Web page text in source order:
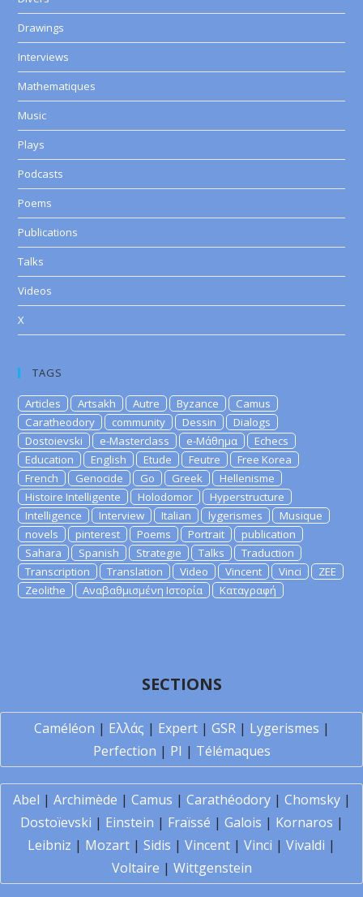
Drawings
Interviews
Mathematiques
Music
Plays
Podcasts
Poems
Publications
Talks
Videos
X
TAGS
Articles Artsakh Autre Byzance
Camus
Caratheodory
community Dessin
Dialogs
Dostoievski
e-Masterclass e-Μάθημα
Echecs
Education
English Etude Feutre
Free Korea
French
Genocide Go Greek
Hellenisme
Histoire Intelligente
Holodomor
Hyperstructure
Intelligence
Interview Italian lygerismes
Musique
novels
pinterest Poems Portrait
publication
Sahara
Spanish Strategie Talks
Traduction
Transcription
Translation Video Vincent Vinci
ZEE
Zeolithe
Αναβαθμισμένη Ιστορία Καταγραφή
SECTIONS
Caméléon | Ελλάς | Expert| GSR| Lygerismes |
Perfection | PI | Télémaques
Abel | Archimède | Camus | Carathéodory| Chomsky|
Dostoïevski | Einstein | Fraïssé | Galois | Kornaros |
Leibniz | Mozart | Sidis | Vincent | Vinci | Vivaldi |
Voltaire | Wittgenstein